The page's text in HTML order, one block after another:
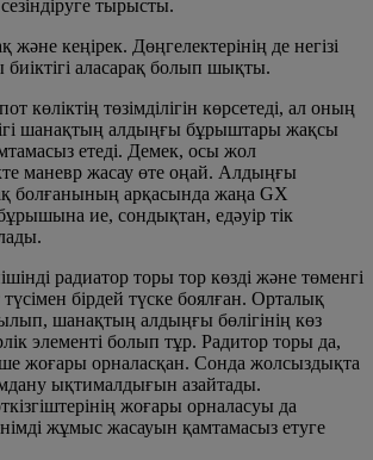
тырысты.
кеңірек. Дөңгелектерінің де негізі
аласарақ болып шықты.
көліктің төзімділігін көрсетеді, ал оның
шанақтың алдыңғы бұрыштары жақсы
етеді. Демек, осы жол
маневр жасау өте оңай. Алдыңғы
болғанының арқасында жаңа GX
ие, сондықтан, едәуір тік
радиатор торы тор көзді және төменгі
бірдей түске боялған. Орталық
шанақтың алдыңғы бөлігінің көз
элементі болып тұр. Радитор торы да,
жоғары орналасқан. Сонда жолсыздықта
ықтималдығын азайтады.
жоғары орналасуы да
жұмыс жасауын қамтамасыз етуге